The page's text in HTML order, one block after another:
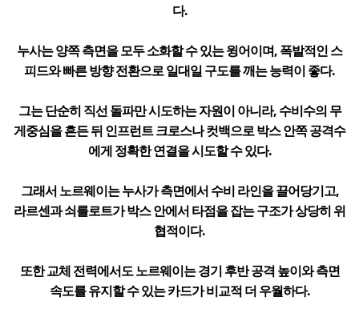
다.
누사는 양쪽 측면을 모두 소화할 수 있는 윙어이며, 폭발적인 스
피드와 빠른 방향 전환으로 일대일 구도를 깨는 능력이 좋다.
그는 단순히 직선 돌파만 시도하는 자원이 아니라, 수비수의 무
게중심을 흔든 뒤 인프런트 크로스나 컷백으로 박스 안쪽 공격수
에게 정확한 연결을 시도할 수 있다.
그래서 노르웨이는 누사가 측면에서 수비 라인을 끌어당기고,
라르센과 쇠를로트가 박스 안에서 타점을 잡는 구조가 상당히 위
협적이다.
또한 교체 전력에서도 노르웨이는 경기 후반 공격 높이와 측면
속도를 유지할 수 있는 카드가 비교적 더 우월하다.